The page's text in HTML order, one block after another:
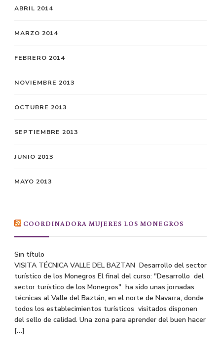
ABRIL 2014
MARZO 2014
FEBRERO 2014
NOVIEMBRE 2013
OCTUBRE 2013
SEPTIEMBRE 2013
JUNIO 2013
MAYO 2013
COORDINADORA MUJERES LOS MONEGROS
Sin título
VISITA TÉCNICA VALLE DEL BAZTAN Desarrollo del sector
turístico de los Monegros El final del curso: "Desarrollo del
sector turístico de los Monegros" ha sido unas jornadas
técnicas al Valle del Baztán, en el norte de Navarra, donde
todos los establecimientos turísticos visitados disponen
del sello de calidad. Una zona para aprender del buen hacer
[…]